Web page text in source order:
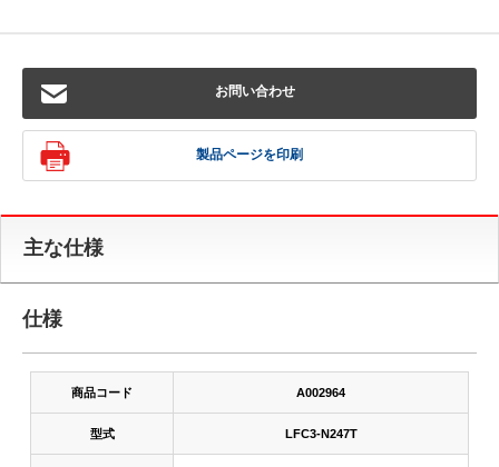
お問い合わせ
製品ページを印刷
主な仕様
仕様
商品コード A002964
型式 LFC3-N247T